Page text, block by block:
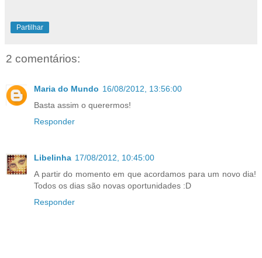
Partilhar
2 comentários:
Maria do Mundo 16/08/2012, 13:56:00
Basta assim o querermos!
Responder
Libelinha 17/08/2012, 10:45:00
A partir do momento em que acordamos para um novo dia!
Todos os dias são novas oportunidades :D
Responder